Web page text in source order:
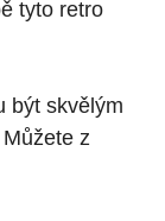
tyto retro
být skvělým
z